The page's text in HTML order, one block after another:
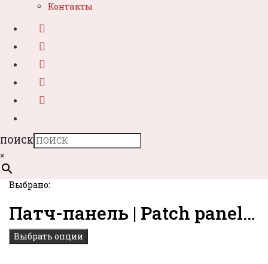
Контакты
ПОИСК
×
Выбрано:
Патч-панель | Patch panel…
Выбрать опции